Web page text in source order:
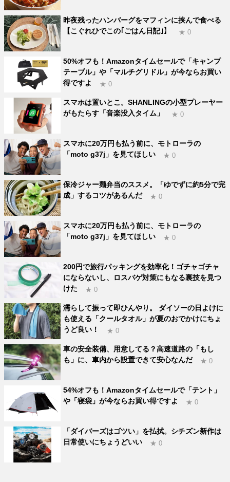
昨夜残ったハンバーグをマフィンに挟んで食べる
【こぐれひでこの｢ごはん日記｣】
★ 0
50%オフも！Amazonタイムセールで「キャンプ
テーブル」や「マルチグリドル」が今ならお買い
得ですよ
★ 0
スマホは置いとこ。SHANLINGの小型プレーヤー
がもたらす「音楽没入タイム」
★ 0
スマホに20万円も払う前に、モトローラの
「moto g37j」を見てほしい
★ 0
保冷ジャー麺弁当のススメ。「ゆでずに約5分で完
成」するコツがあるんだ
★ 0
スマホに20万円も払う前に、モトローラの
「moto g37j」を見てほしい
★ 0
200円で旅行パッキングを効率化！ゴチャゴチャ
にならないし、ロスバゲ対策にもなる裏技を見つ
けた
★ 0
濡らして振って即ひんやり。 ダイソーの日よけに
も使える「クールタオル」が夏のおでかけにちょ
うど良い！
★ 0
車の安全装備、用意してる？高速道路の「もし
も」に、車内から設置できて安心なんだ
★ 0
54%オフも！Amazonタイムセールで「テント」
や「寝袋」が今ならお買い得ですよ
★ 0
「ダイバーズはゴツい」を払拭。シチズン新作は
日常使いにちょうどいい
★ 0